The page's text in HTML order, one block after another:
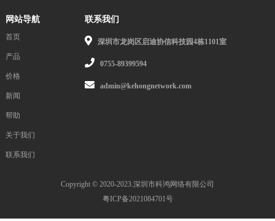
网站导航
首页
产品
价格
新闻
帮助
关于我们
联系我们
联系我们
深圳市龙岗区启迪协信科技园4栋1101室
0755-89399594
admin@kehongnetwork.com
Copyright © 2020-2023.深圳市科鸿网络有限公司
粤ICP备2021084701号